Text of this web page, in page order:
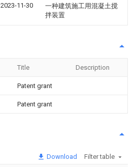
2023-11-30
一种建筑施工用混凝土搅
拌装置
Title Description
Patent grant
Patent grant
Download Filter table